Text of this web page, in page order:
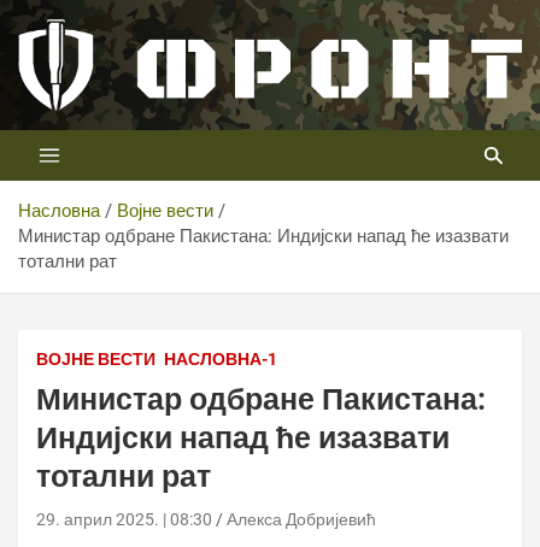
Скип
цонтент
Телевизија ФРОНТ
Први војни канал у Србији
Насловна
Војне вести
Министар одбране Пакистана: Индијски напад ће изазвати
тотални рат
ВОЈНЕ ВЕСТИ НАСЛОВНА-1
Министар одбране Пакистана:
Индијски напад ће изазвати
тотални рат
29. април 2025. | 08:30 Алекса Добријевић